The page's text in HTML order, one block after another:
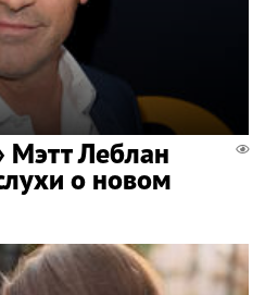
Мэтт Леблан
о новом